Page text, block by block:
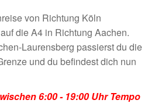
von Richtung Köln
die A4 in Richtung Aachen.
Laurensberg passierst du die
und du befindest dich nun
6:00 - 19:00 Uhr Tempo